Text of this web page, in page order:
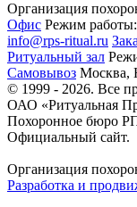
Организация
Офис Режим работы:
info@rps-ritual.ru
Ритуальный зал
Самовывоз Москва,
© 1999 - 2026. Все
ОАО «Ритуальная
Похоронное бюро
Официальный сайт.
Организация
Разработка и